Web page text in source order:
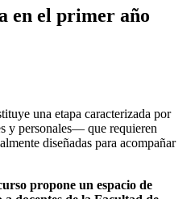
en el primer año
una etapa caracterizada por
y personales— que requieren
diseñadas para acompañar
propone un espacio de